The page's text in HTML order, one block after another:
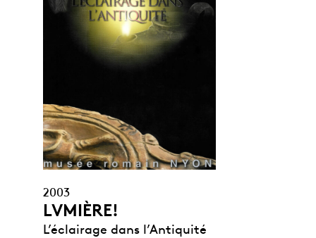
2003
LVMIÈRE!
L’éclairage dans l’Antiquité